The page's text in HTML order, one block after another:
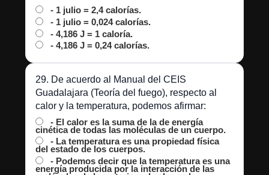
- 1 julio = 2,4 calorías.
- 1 julio = 0,024 calorías.
- 4,186 J = 1 caloría.
- 4,186 J = 0,24 calorías.
29. De acuerdo al Manual del CEIS
Guadalajara (Teoría del fuego), respecto al
calor y la temperatura, podemos afirmar:
- El calor es la suma de la de energía
cinética de todas las moléculas de un cuerpo.
- La temperatura es una propiedad física
del estado de los cuerpos.
- Podemos decir que la temperatura es una
energía producida por la interacción de las